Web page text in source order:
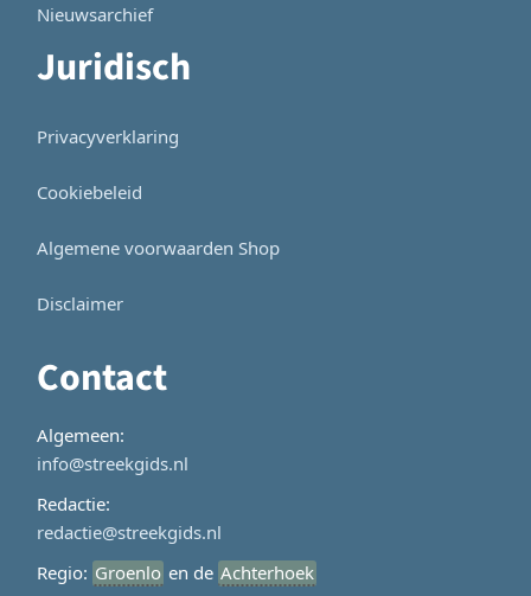
Nieuwsarchief
Juridisch
Privacyverklaring
Cookiebeleid
Algemene voorwaarden Shop
Disclaimer
Contact
Algemeen:
info@streekgids.nl
Redactie:
redactie@streekgids.nl
Regio: Groenlo en de Achterhoek